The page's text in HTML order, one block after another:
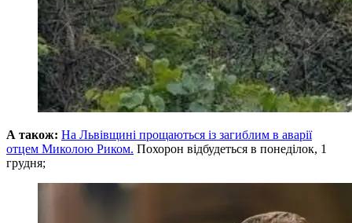
А також: На Львівщині прощаються із загиблим в аварії
отцем Миколою Риком. Похорон відбудеться в понеділок, 1
грудня;